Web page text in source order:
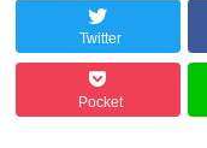
Twitter
Pocket